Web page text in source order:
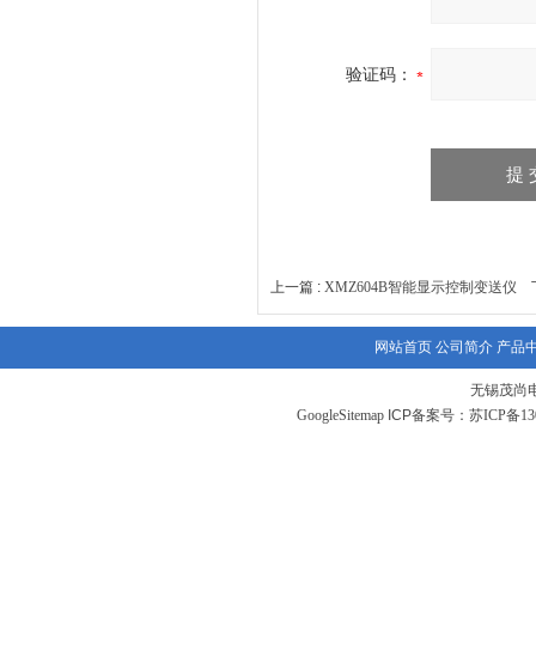
验证码：
上一篇 : XMZ604B智能显示控制变送仪
网站首页 公司简介 产品
无锡茂尚
GoogleSitemapICP备案号： 苏ICP备